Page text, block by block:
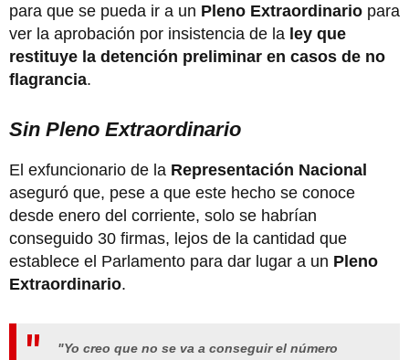
para que se pueda ir a un Pleno Extraordinario para
ver la aprobación por insistencia de la ley que
restituye la detención preliminar en casos de no
flagrancia.
Sin Pleno Extraordinario
El exfuncionario de la Representación Nacional
aseguró que, pese a que este hecho se conoce
desde enero del corriente, solo se habrían
conseguido 30 firmas, lejos de la cantidad que
establece el Parlamento para dar lugar a un Pleno
Extraordinario.
"Yo creo que no se va a conseguir el número